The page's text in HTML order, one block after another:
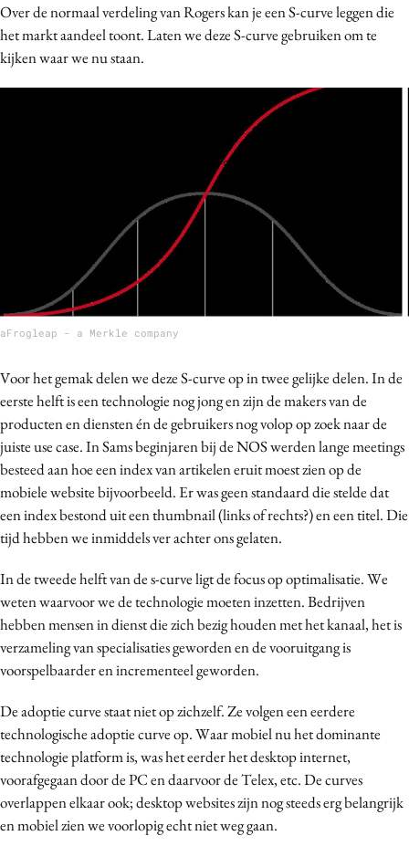
Over de normaal verdeling van Rogers kan je een S-curve leggen die
het markt aandeel toont. Laten we deze S-curve gebruiken om te
kijken waar we nu staan.
aFrogleap - a Merkle company
Voor het gemak delen we deze S-curve op in twee gelijke delen. In de
eerste helft is een technologie nog jong en zijn de makers van de
producten en diensten én de gebruikers nog volop op zoek naar de
juiste use case. In Sams beginjaren bij de NOS werden lange meetings
besteed aan hoe een index van artikelen eruit moest zien op de
mobiele website bijvoorbeeld. Er was geen standaard die stelde dat
een index bestond uit een thumbnail (links of rechts?) en een titel. Die
tijd hebben we inmiddels ver achter ons gelaten.
In de tweede helft van de s-curve ligt de focus op optimalisatie. We
weten waarvoor we de technologie moeten inzetten. Bedrijven
hebben mensen in dienst die zich bezig houden met het kanaal, het is
verzameling van specialisaties geworden en de vooruitgang is
voorspelbaarder en incrementeel geworden.
De adoptie curve staat niet op zichzelf. Ze volgen een eerdere
technologische adoptie curve op. Waar mobiel nu het dominante
technologie platform is, was het eerder het desktop internet,
voorafgegaan door de PC en daarvoor de Telex, etc. De curves
overlappen elkaar ook; desktop websites zijn nog steeds erg belangrijk
en mobiel zien we voorlopig echt niet weg gaan.